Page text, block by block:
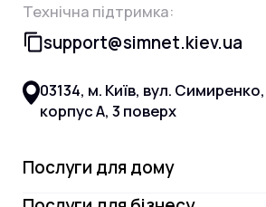
Технічна підтримка:
support@simnet.kiev.ua
03134, м. Київ, вул.
корпус А, 3 поверх
Послуги для дому